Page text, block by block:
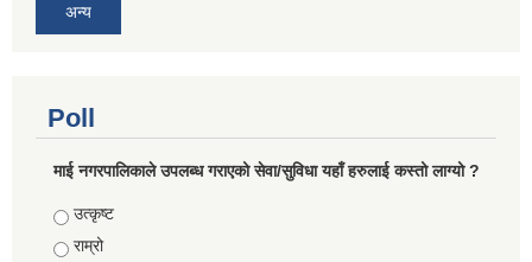
अन्य
Poll
माई नगरपालिकाले उपलब्ध गराएको सेवा/सुविधा यहाँ हरुलाई कस्तो लाग्यो ?
Choices
उत्कृष्ट
राम्रो